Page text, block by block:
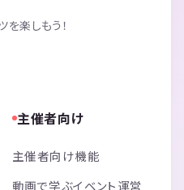
楽しもう！
主催者向け
主催者向け機能
動画で学ぶイベント運営